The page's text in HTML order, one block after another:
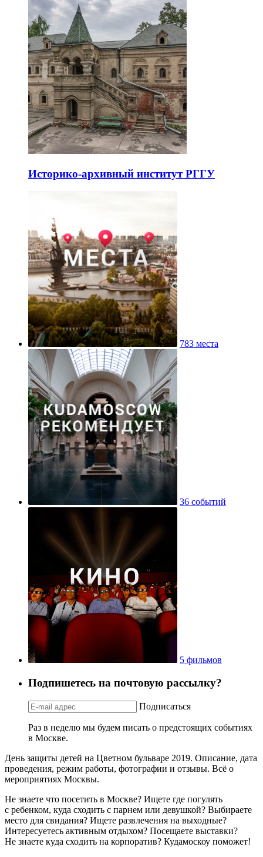
Историко-архивный институт РГГУ
783 места
36 событий
5 фильмов
Подпишетесь на почтовую рассылку?
Подписаться
Раз в неделю мы будем писать о предстоящих событиях
в Москве.
День защиты детей на Цветном бульваре 2019. Описание, дата
проведения, режим работы, фотографии и отзывы. Всё о
мероприятиях Москвы.
Не знаете что посетить в Москве? Ищете где погулять
с ребенком, куда сходить с парнем или девушкой? Выбираете
место для свидания? Ищете развлечения на выходные?
Интересуетесь активным отдыхом? Посещаете выставки?
Не знаете куда сходить на корпоратив? Кудамоскоу поможет!